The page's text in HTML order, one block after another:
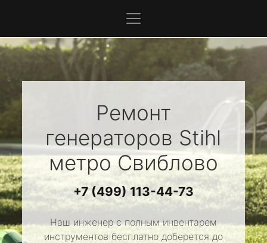
Ремонт
генераторов Stihl
метро Свиблово
+7 (499) 113-44-73
Наш инженер с полным инвентарем
инструментов бесплатно доберется до